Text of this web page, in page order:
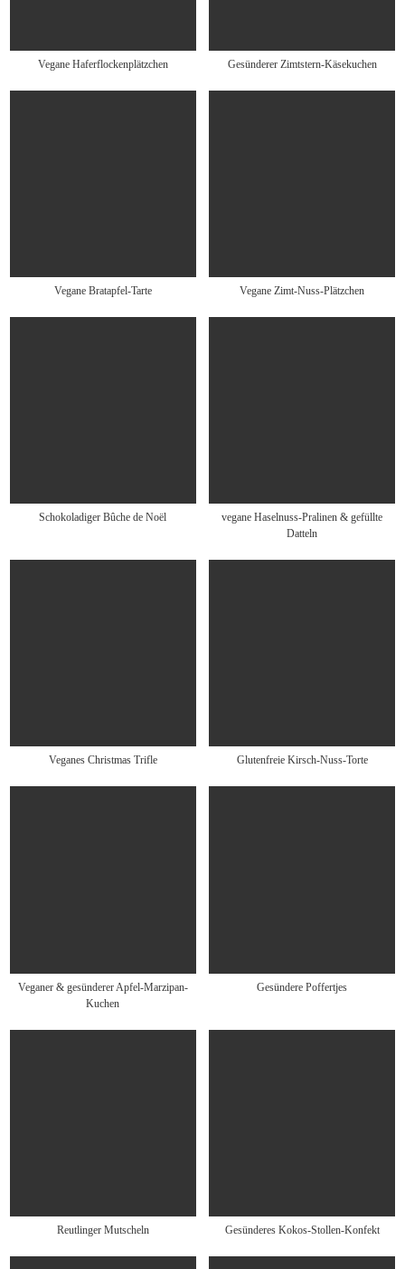
Vegane Haferflockenplätzchen Gesünderer Zimtstern-Käsekuchen
Vegane Bratapfel-Tarte Vegane Zimt-Nuss-Plätzchen
Schokoladiger Bûche de Noël
vegane Haselnuss-Pralinen & gefüllte
Datteln
Veganes Christmas Trifle Glutenfreie Kirsch-Nuss-Torte
Veganer & gesünderer Apfel-Marzipan-
Kuchen
Gesündere Poffertjes
Reutlinger Mutscheln Gesünderes Kokos-Stollen-Konfekt